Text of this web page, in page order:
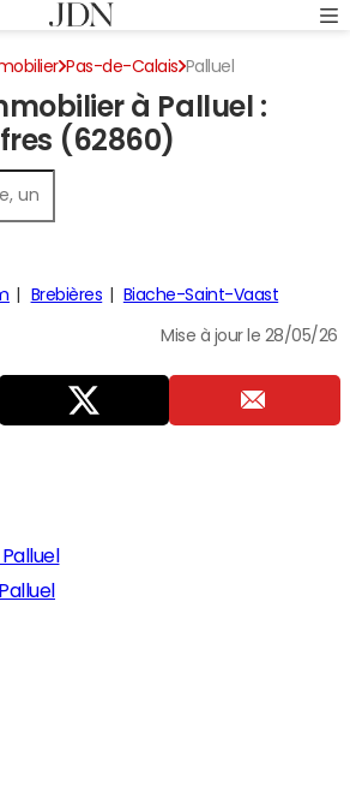
Pas-de-Calais Palluel
à Palluel :
(62860)
Brebières Biache-Saint-Vaast
Mise à jour le 28/05/26